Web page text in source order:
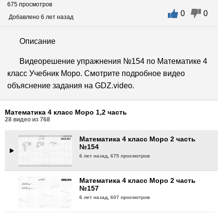
675 просмотров
Добавлено 6 лет назад
0 0
Описание
Видеорешение упражнения №154 по Математике 4
класс Учебник Моро. Смотрите подробное видео
объяснение задания на GDZ.video.
Математика 4 класс Моро 1,2 часть
28 видео из 768
Математика 4 класс Моро 2 часть
№350
6 лет назад,600 просмотров
6 лет назад,618 просмотра
Математика 4 класс Моро 2 часть
№154
6 лет назад,675 просмотров
Математика 4 класс Моро 2 часть
№157
6 лет назад,607 просмотров